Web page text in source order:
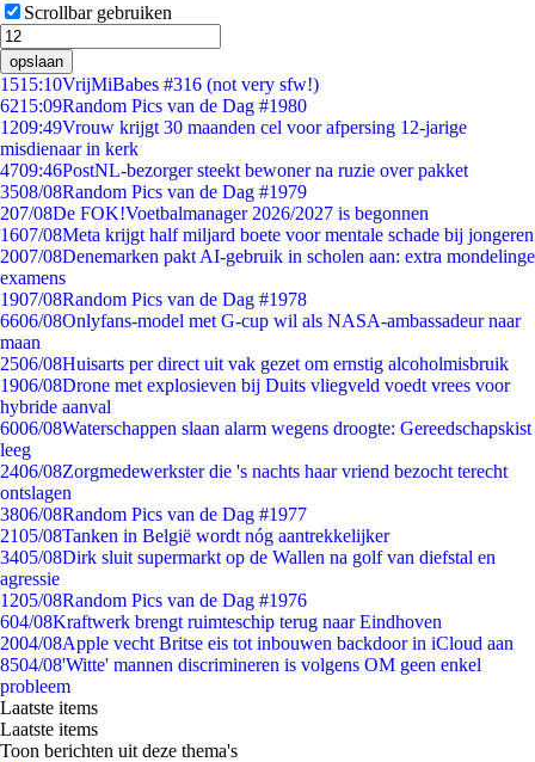
Scrollbar gebruiken
opslaan
1515:10VrijMiBabes #316 (not very sfw!)
6215:09Random Pics van de Dag #1980
1209:49Vrouw krijgt 30 maanden cel voor afpersing 12-jarige
misdienaar in kerk
4709:46PostNL-bezorger steekt bewoner na ruzie over pakket
3508/08Random Pics van de Dag #1979
207/08De FOK!Voetbalmanager 2026/2027 is begonnen
1607/08Meta krijgt half miljard boete voor mentale schade bij jongeren
2007/08Denemarken pakt AI-gebruik in scholen aan: extra mondelinge
examens
1907/08Random Pics van de Dag #1978
6606/08Onlyfans-model met G-cup wil als NASA-ambassadeur naar
maan
2506/08Huisarts per direct uit vak gezet om ernstig alcoholmisbruik
1906/08Drone met explosieven bij Duits vliegveld voedt vrees voor
hybride aanval
6006/08Waterschappen slaan alarm wegens droogte: Gereedschapskist
leeg
2406/08Zorgmedewerkster die 's nachts haar vriend bezocht terecht
ontslagen
3806/08Random Pics van de Dag #1977
2105/08Tanken in België wordt nóg aantrekkelijker
3405/08Dirk sluit supermarkt op de Wallen na golf van diefstal en
agressie
1205/08Random Pics van de Dag #1976
604/08Kraftwerk brengt ruimteschip terug naar Eindhoven
2004/08Apple vecht Britse eis tot inbouwen backdoor in iCloud aan
8504/08'Witte' mannen discrimineren is volgens OM geen enkel
probleem
Laatste items
Laatste items
Toon berichten uit deze thema's